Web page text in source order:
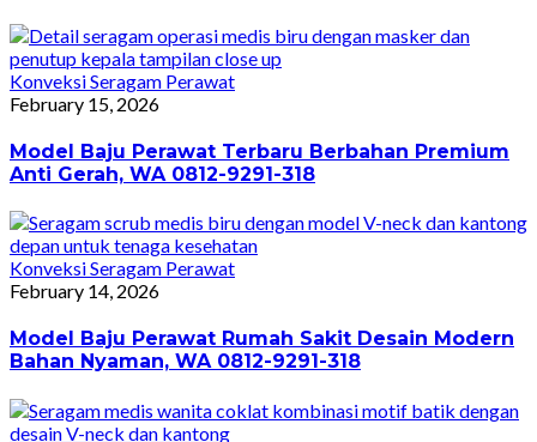
Konveksi Seragam Perawat
February 15, 2026
Model Baju Perawat Terbaru Berbahan Premium
Anti Gerah, WA 0812-9291-318
Konveksi Seragam Perawat
February 14, 2026
Model Baju Perawat Rumah Sakit Desain Modern
Bahan Nyaman, WA 0812-9291-318